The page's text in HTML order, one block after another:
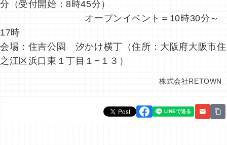
分（受付開始：8時45分）
オープンイベント＝10時30分～
17時
会場：住吉公園 汐かけ横丁（住所：大阪府大阪市住
之江区浜口東１丁目１−１３）
株式会社RETOWN